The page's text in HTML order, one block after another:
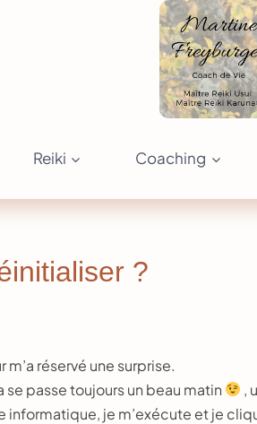
Reiki Coaching
?
réservé une surprise.
passe toujours un beau matin
,
je m’exécute et je